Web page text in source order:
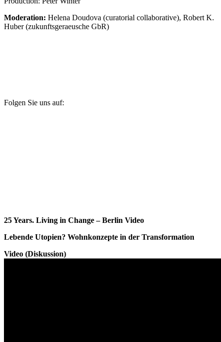
Moderation: Helena Doudova (curatorial collaborative), Robert K.
Huber (zukunftsgeraeusche GbR)
Folgen Sie uns auf:
25 Years. Living in Change – Berlin Video
Lebende Utopien? Wohnkonzepte in der Transformation
Video (Diskussion)